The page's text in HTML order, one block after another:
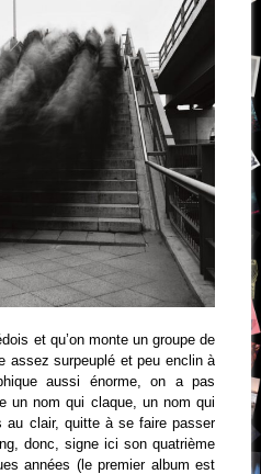
et qu’on monte un groupe de
assez surpeuplé et peu enclin à
aussi énorme, on a pas
un nom qui claque, un nom qui
clair, quitte à se faire passer
donc, signe ici son quatrième
années (le premier album est